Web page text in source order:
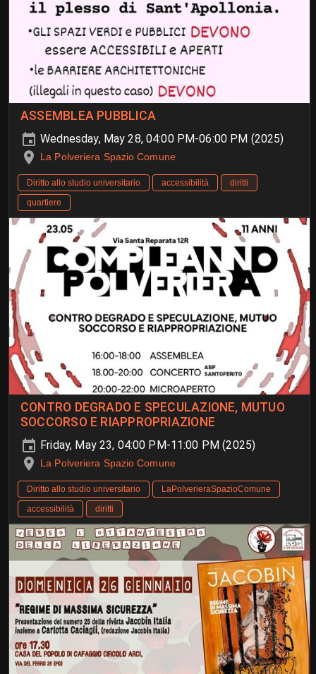
ASSEMBLEA PUBBLICA
Wednesday, May 28, 04:00 PM-06:00 PM (2025)
La Polveriera Spazio Comune
Diritto allo studio universitario accessibilità
diritti
quartiere
CONTRO DEGRADO E SPECULAZIONE, MUTUO
SOCCORSO E RIAPPROPRIAZIONE
Friday, May 23, 04:00 PM-11:00 PM (2025)
La Polveriera Spazio Comune
Diritto allo studio universitario
LaPolverieraSpazioComune
accessibilità
diritti